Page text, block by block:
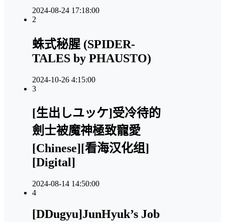
2024-08-24 17:18:00
2
蛛式秘腥 (SPIDER-
TALES by PHAUSTO)
2024-10-26 4:15:00
3
[生出しユッケ]受冷待的
劍士被魔神極致寵愛
[Chinese][看海汉化组]
[Digital]
2024-08-14 14:50:00
4
[DDugyu]JunHyuk’s Job